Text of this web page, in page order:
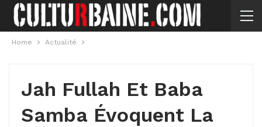
Home Actualité
Jah Fullah Et Baba
Samba Évoquent La